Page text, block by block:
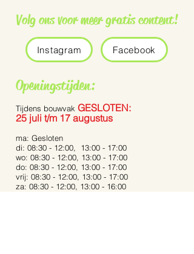
Grauwe vliegenvanger
Volg ons voor meer gratis content!
Instagram Facebook
Openingstijden:
Tijdens bouwvak GESLOTEN:
25 juli t/m 17 augustus
ma: Gesloten
di: 08:30 - 12:00, 13:00 - 17:00
wo: 08:30 - 12:00, 13:00 - 17:00
do: 08:30 - 12:00, 13:00 - 17:00
vrij: 08:30 - 12:00, 13:00 - 17:00
za: 08:30 - 12:00, 13:00 - 16:00